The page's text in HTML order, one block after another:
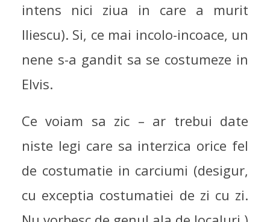
intens nici ziua in care a murit
Iliescu). Si, ce mai incolo-incoace, un
nene s-a gandit sa se costumeze in
Elvis.
Ce voiam sa zic – ar trebui date
niste legi care sa interzica orice fel
de costumatie in carciumi (desigur,
cu exceptia costumatiei de zi cu zi.